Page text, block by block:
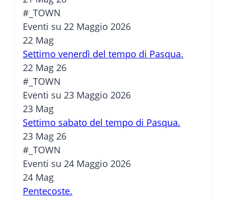
#_TOWN
Eventi su 22 Maggio 2026
22 Mag
Settimo venerdì del tempo di Pasqua.
22 Mag 26
#_TOWN
Eventi su 23 Maggio 2026
23 Mag
Settimo sabato del tempo di Pasqua.
23 Mag 26
#_TOWN
Eventi su 24 Maggio 2026
24 Mag
Pentecoste.